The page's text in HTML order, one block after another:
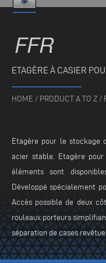
FFR
ETAGÈRE À CASIER
HOME / PRODUCT A TO Z /
Etagère pour le stockage
acier stable. Etagère
éléments sont
Développé spécialement
Accès possible de deux
rouleaux porteurs
séparation de cases